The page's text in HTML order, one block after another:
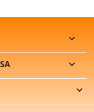


